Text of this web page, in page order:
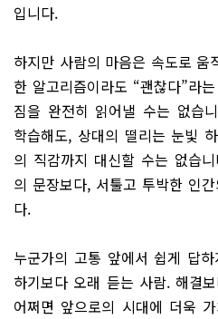
입니다.
하지만 사람의 마음은 속도로 움
한 알고리즘이라도 “괜찮다”라
짐을 완전히 읽어낼 수는 없습
학습해도, 상대의 떨리는 눈빛
의 직감까지 대신할 수는 없습
의 문장보다, 서툴고 투박한 인
다.
누군가의 고통 앞에서 쉽게 답
하기보다 오래 듣는 사람. 해결
어쩌면 앞으로의 시대에 더욱